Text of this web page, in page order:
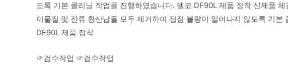
도록 기본 클리닝 작업을 진행하였습니다. 델코 DF90L 제품 장착 신제품
이물질 및 잔류 황산납을 모두 제거하여 접점 불량이 일어나지 않도록 기본
DF90L 제품 장착
☞검수작업 ☞검수작업